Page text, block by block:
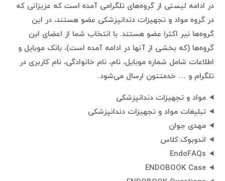
در ادامه لیستی از گروه‌های تلگرامی آمده است که عزیزانی که
در گروه مواد و تجهيزات دندانپزشكى عضو هستند، در این
گروه‌ها نیر اکثرا عضو هستند. با انتخاب شما از اعضای این
گروه‌ها (که بخشی از آنها در ادامه آمده است)، بانک موبایل و
اطلاعات شامل شماره موبایل، نام، نام خانوادگی، نام کاربری در
تلگرام و … خدمتتون ارسال می‌شود.
مواد و تجهيزات دندانپزشكى
تبليغات مواد و تجهيزات دندانپزشکی
مهدی جوان
اندوبوک:کلاس
EndoFAQs
ENDOBOOK Case